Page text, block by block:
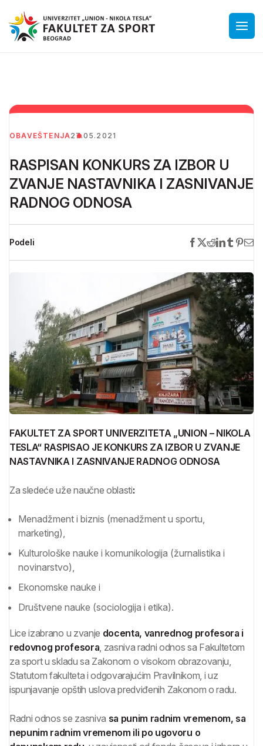
OBAVEŠTENJA27.05.2021
RASPISAN KONKURS ZA IZBOR U
ZVANJE NASTAVNIKA I ZASNIVANJE
RADNOG ODNOSA
Podeli
FAKULTET ZA SPORT UNIVERZITETA „UNION – NIKOLA
TESLA“ RASPISAO JE KONKURS ZA IZBOR U ZVANJE
NASTAVNIKA I ZASNIVANJE RADNOG ODNOSA
Za sledeće uže naučne oblasti:
Menadžment i biznis (menadžment u sportu,
marketing),
Kulturološke nauke i komunikologija (žurnalistika i
novinarstvo),
Ekonomske nauke i
Društvene nauke (sociologija i etika).
Lice izabrano u zvanje docenta, vanrednog profesora i
redovnog profesora, zasniva radni odnos sa Fakultetom
za sport u skladu sa Zakonom o visokom obrazovanju,
Statutom fakulteta i odgovarajućim Pravilnikom, i uz
ispunjavanje opštih uslova predviđenih Zakonom o radu.
Radni odnos se zasniva sa punim radnim vremenom, sa
nepunim radnim vremenom ili po ugovoru o